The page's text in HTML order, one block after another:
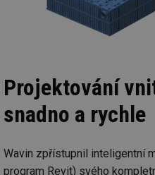
Projektování
snadno a rychle
Wavin zpřístupnil inteligentní
program Revit) svého